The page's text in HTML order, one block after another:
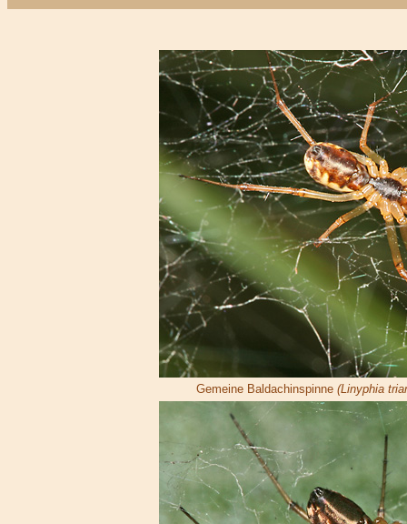
Gemeine Baldachinspinne (Linyphia